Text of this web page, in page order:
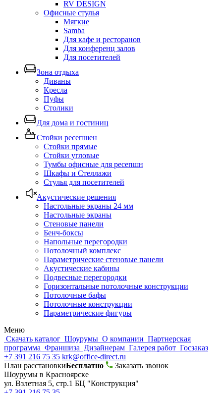
RV DESIGN
Офисные стулья
Мягкие
Samba
Для кафе и ресторанов
Для конференц залов
Для посетителей
Зона отдыха
Диваны
Кресла
Пуфы
Столики
Для дома и гостиниц
Стойки ресепшен
Стойки прямые
Стойки угловые
Тумбы офисные для ресепшн
Шкафы и Стеллажи
Стулья для посетителей
Акустические решения
Настольные экраны 24 мм
Настольные экраны
Стеновые панели
Бенч-боксы
Напольные перегородки
Потолочный комплекс
Параметрические стеновые панели
Акустические кабины
Подвесные перегородки
Горизонтальные потолочные конструкции
Потолочные бафы
Потолочные конструкции
Параметрические фигуры
Меню
Скачать каталог Шоурумы О компании Партнерская
программа Франшиза Дизайнерам Галерея работ Госзаказ
+7 391 216 75 35 krk@office-direct.ru
План расстановкиБесплатно
Заказать звонок
Шоурумы в Красноярске
ул. Взлетная 5, стр.1 БЦ "Конструкция"